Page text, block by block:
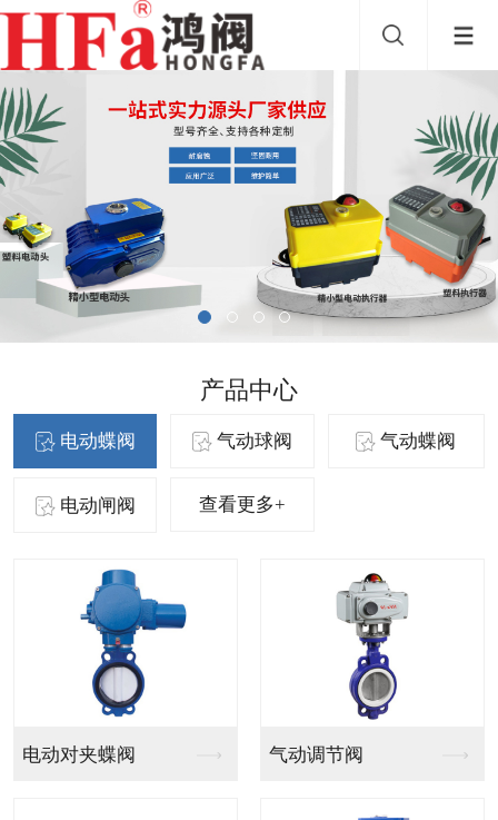
产品中心
电动蝶阀 气动球阀 气动蝶阀
电动闸阀 查看更多+
气动法兰球阀 气动PVC球阀